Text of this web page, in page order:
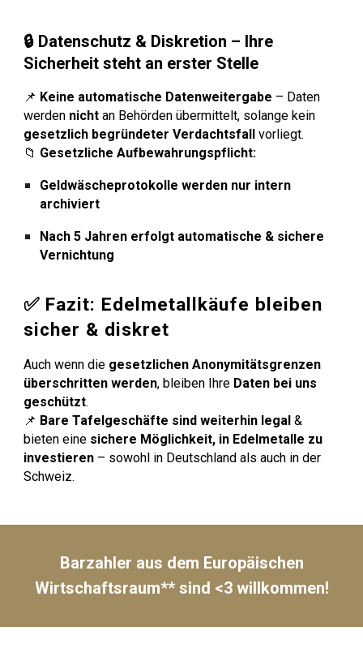
🔒 Datenschutz & Diskretion – Ihre
Sicherheit steht an erster Stelle
📌 Keine automatische Datenweitergabe – Daten
werden nicht an Behörden übermittelt, solange kein
gesetzlich begründeter Verdachtsfall vorliegt.
📁 Gesetzliche Aufbewahrungspflicht:
Geldwäscheprotokolle werden nur intern
archiviert
Nach 5 Jahren erfolgt automatische & sichere
Vernichtung
✅ Fazit: Edelmetallkäufe bleiben
sicher & diskret
Auch wenn die gesetzlichen Anonymitätsgrenzen
überschritten werden, bleiben Ihre Daten bei uns
geschützt.
📌 Bare Tafelgeschäfte sind weiterhin legal &
bieten eine sichere Möglichkeit, in Edelmetalle zu
investieren – sowohl in Deutschland als auch in der
Schweiz.
Barzahler aus dem Europäischen
Wirtschaftsraum** sind <3 willkommen!